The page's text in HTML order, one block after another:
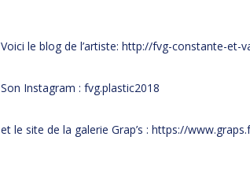
Voici le blog de l’artiste: http://fvg-constante-et-
Son Instagram : fvg.plastic2018
et le site de la galerie Grap’s : https://